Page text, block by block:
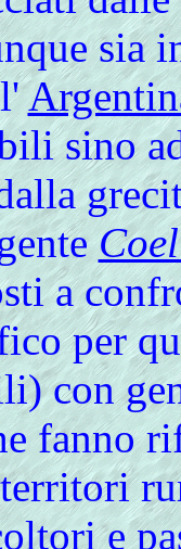
sia
sino
a
per
con
fanno
e